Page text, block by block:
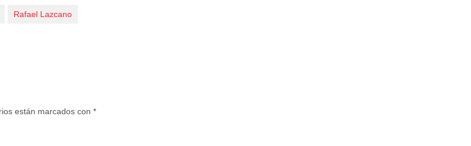
Rafael Lazcano
están marcados con *